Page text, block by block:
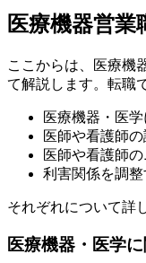
医療機器営
ここからは、医療機
て解説します。転職
医療機器・医
医師や看護師
医師や看護師
利害関係を調
それぞれについて詳
医療機器・医学